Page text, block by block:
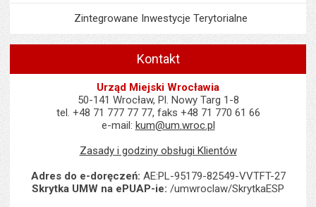
Zintegrowane Inwestycje Terytorialne
Kontakt
Urząd Miejski Wrocławia
50-141 Wrocław, Pl. Nowy Targ 1-8
tel. +48 71 777 77 77, faks +48 71 770 61 66
e-mail: kum@um.wroc.pl
Zasady i godziny obsługi Klientów
Adres do e-doręczeń: AE:PL-95179-82549-VVTFT-27
Skrytka UMW na ePUAP-ie: /umwroclaw/SkrytkaESP